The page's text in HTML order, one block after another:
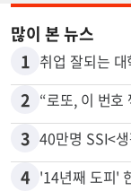
많이 본 뉴스
1 취업 잘되는
2 “로또, 이 번호
3 40만명 SSI<